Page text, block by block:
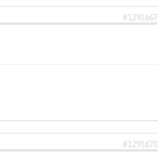
#1291667
#1291670